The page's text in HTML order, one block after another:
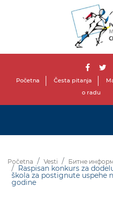
Početna Česta pitanja
o radu
Početna Vesti Битне
Raspisan konkurs za
škola za postignute uspehe
godine